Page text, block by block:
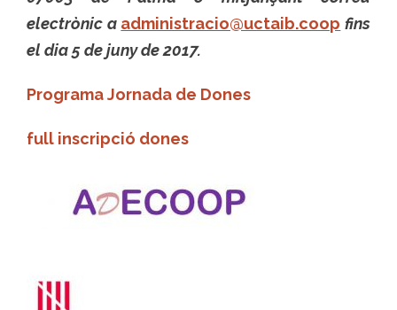
electrònic a administracio@uctaib.coop fins
el dia 5 de juny de 2017.
Programa Jornada de Dones
full inscripció dones